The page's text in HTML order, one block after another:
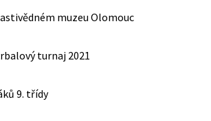
muzeu Olomouc
turnaj 2021
9. třídy